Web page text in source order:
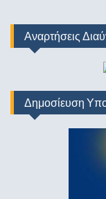
Αναρτήσεις
Δημοσίευση